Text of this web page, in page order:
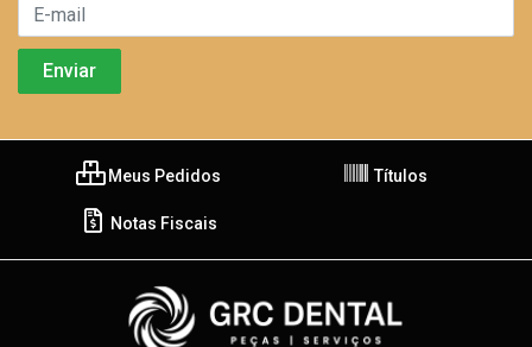
Meus Pedidos Títulos
Notas Fiscais